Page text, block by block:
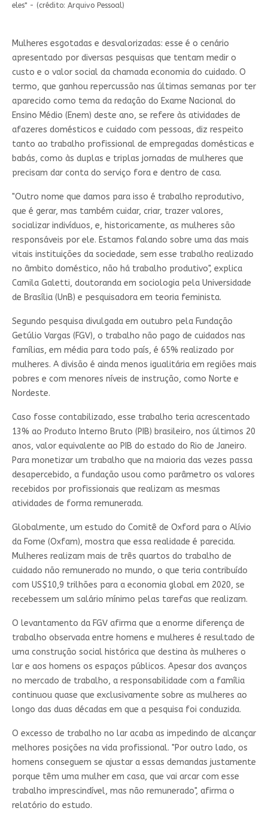
eles" - (crédito: Arquivo Pessoal)
Mulheres esgotadas e desvalorizadas: esse é o cenário
apresentado por diversas pesquisas que tentam medir o
custo e o valor social da chamada economia do cuidado. O
termo, que ganhou repercussão nas últimas semanas por ter
aparecido como tema da redação do Exame Nacional do
Ensino Médio (Enem) deste ano, se refere às atividades de
afazeres domésticos e cuidado com pessoas, diz respeito
tanto ao trabalho profissional de empregadas domésticas e
babás, como às duplas e triplas jornadas de mulheres que
precisam dar conta do serviço fora e dentro de casa.
"Outro nome que damos para isso é trabalho reprodutivo,
que é gerar, mas também cuidar, criar, trazer valores,
socializar indivíduos, e, historicamente, as mulheres são
responsáveis por ele. Estamos falando sobre uma das mais
vitais instituições da sociedade, sem esse trabalho realizado
no âmbito doméstico, não há trabalho produtivo", explica
Camila Galetti, doutoranda em sociologia pela Universidade
de Brasília (UnB) e pesquisadora em teoria feminista.
Segundo pesquisa divulgada em outubro pela Fundação
Getúlio Vargas (FGV), o trabalho não pago de cuidados nas
famílias, em média para todo país, é 65% realizado por
mulheres. A divisão é ainda menos igualitária em regiões mais
pobres e com menores níveis de instrução, como Norte e
Nordeste.
Caso fosse contabilizado, esse trabalho teria acrescentado
13% ao Produto Interno Bruto (PIB) brasileiro, nos últimos 20
anos, valor equivalente ao PIB do estado do Rio de Janeiro.
Para monetizar um trabalho que na maioria das vezes passa
desapercebido, a fundação usou como parâmetro os valores
recebidos por profissionais que realizam as mesmas
atividades de forma remunerada.
Globalmente, um estudo do Comitê de Oxford para o Alívio
da Fome (Oxfam), mostra que essa realidade é parecida.
Mulheres realizam mais de três quartos do trabalho de
cuidado não remunerado no mundo, o que teria contribuído
com US$10,9 trilhões para a economia global em 2020, se
recebessem um salário mínimo pelas tarefas que realizam.
O levantamento da FGV afirma que a enorme diferença de
trabalho observada entre homens e mulheres é resultado de
uma construção social histórica que destina às mulheres o
lar e aos homens os espaços públicos. Apesar dos avanços
no mercado de trabalho, a responsabilidade com a família
continuou quase que exclusivamente sobre as mulheres ao
longo das duas décadas em que a pesquisa foi conduzida.
O excesso de trabalho no lar acaba as impedindo de alcançar
melhores posições na vida profissional. "Por outro lado, os
homens conseguem se ajustar a essas demandas justamente
porque têm uma mulher em casa, que vai arcar com esse
trabalho imprescindível, mas não remunerado", afirma o
relatório do estudo.